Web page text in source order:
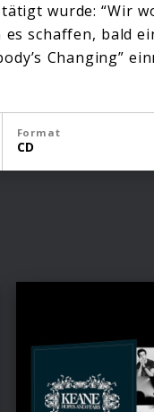
wurde: “Wir
schaffen, bald
Changing”
Format
CD